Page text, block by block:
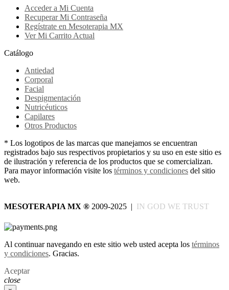
Acceder a Mi Cuenta
Recuperar Mi Contraseña
Regístrate en Mesoterapia MX
Ver Mi Carrito Actual
Catálogo
Antiedad
Corporal
Facial
Despigmentación
Nutricéuticos
Capilares
Otros Productos
* Los logotipos de las marcas que manejamos se encuentran
registrados bajo sus respectivos propietarios y su uso en este sitio es
de ilustración y referencia de los productos que se comercializan.
Para mayor información visite los términos y condiciones del sitio
web.
MESOTERAPIA MX ® 2009-2025 | IN GOD WE TRUST
Al continuar navegando en este sitio web usted acepta los términos
y condiciones. Gracias.
Aceptar
close